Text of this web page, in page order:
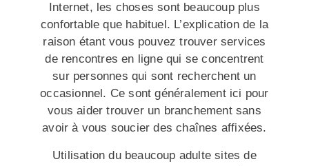
Internet, les choses sont beaucoup plus
confortable que habituel. L’explication de la
raison étant vous pouvez trouver services
de rencontres en ligne qui se concentrent
sur personnes qui sont recherchent un
occasionnel. Ce sont généralement ici pour
vous aider trouver un branchement sans
avoir à vous soucier des chaînes affixées.
Utilisation du beaucoup adulte sites de